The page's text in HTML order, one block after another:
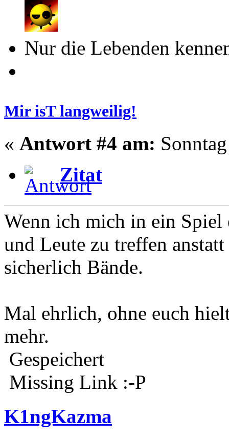
Nur die Lebenden
Mir isT langweilig!
« Antwort #4 am:
Zitat
Wenn ich mich in ein
und Leute zu treffen
sicherlich Bände.
Mal ehrlich, ohne euch
mehr.
Gespeichert
Missing Link :-P
K1ngKazma